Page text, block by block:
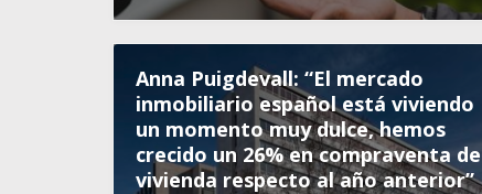
Anna Puigdevall: “El mercado
inmobiliario español está viviendo
un momento muy dulce, hemos
crecido un 26% en compraventa de
vivienda respecto al año anterior”